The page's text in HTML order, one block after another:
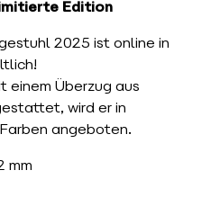
Edition
2025 ist online in
einem Überzug aus
wird er in
angeboten.
mm